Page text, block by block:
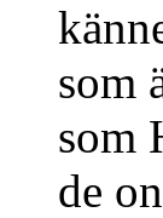
som
som
de